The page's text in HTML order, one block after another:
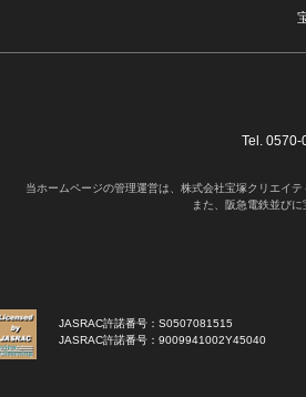
Tel.
当ホームページの管理運営は、株式会社宝塚クリエイ
また、阪急電鉄並び
JASRAC許諾番号：S0507081515
JASRAC許諾番号：9009941002Y45040